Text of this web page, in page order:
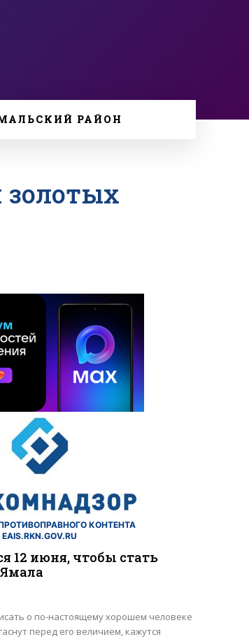
РАЙОН
золотых
КОНТЕНТА
EAIS.RKN.GOV.RU
12 июня, чтобы стать
о по-настоящему хорошем человеке
перед его величием, кажутся